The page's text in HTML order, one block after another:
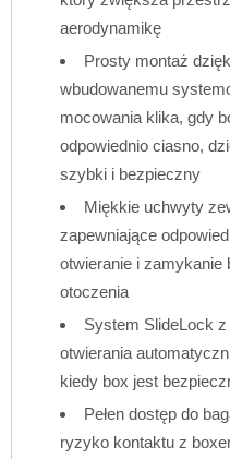
aerodynamikę
Prosty montaż
wbudowanemu
mocowania klika, gdy
odpowiednio ciasno,
szybki i bezpieczny
Miękkie uchwyty
zapewniające
otwieranie i zamykanie
otoczenia
System SlideLock
otwierania
kiedy box jest
Pełen dostęp do
ryzyko kontaktu z